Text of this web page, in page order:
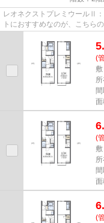
レオネクストプレミウールⅡ
トにおすすめなのが、こちら
(
面
(
面
(